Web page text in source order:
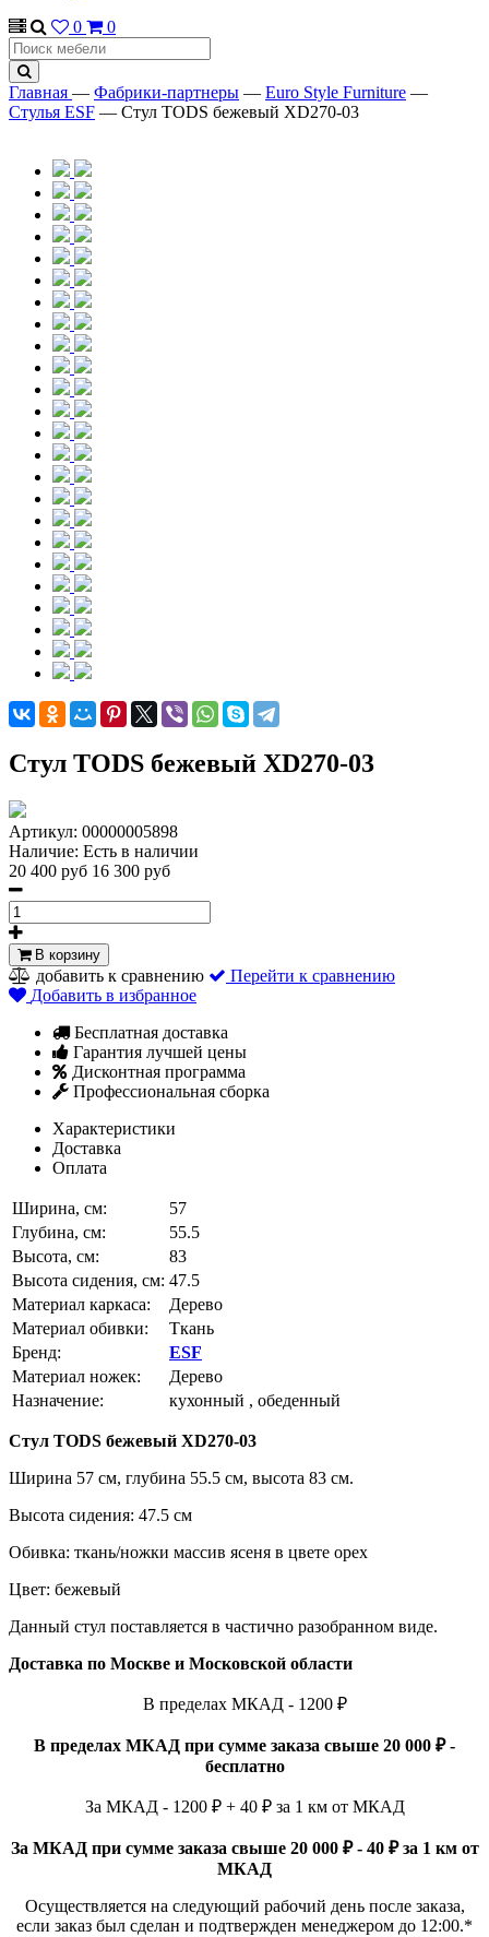
0
0
Главная — Фабрики-партнеры — Euro Style Furniture —
Стулья ESF — Стул TODS бежевый XD270-03
Стул TODS бежевый XD270-03
Артикул: 00000005898
Наличие: Есть в наличии
20 400 руб 16 300 руб
В корзину
добавить к сравнению
Перейти к сравнению
Добавить в избранное
Бесплатная доставка
Гарантия лучшей цены
Дисконтная программа
Профессиональная сборка
Характеристики
Доставка
Оплата
Ширина, см:
57
Глубина, см:
55.5
Высота, см:
83
Высота сидения, см: 47.5
Материал каркаса:
Дерево
Материал обивки:
Ткань
Бренд:
ESF
Материал ножек:
Дерево
Назначение:
кухонный , обеденный
Стул TODS бежевый XD270-03
Ширина 57 см, глубина 55.5 см, высота 83 см.
Высота сидения: 47.5 см
Обивка: ткань/ножки массив ясеня в цвете орех
Цвет: бежевый
Данный стул поставляется в частично разобранном виде.
Доставка по Москве и Московской области
В пределах МКАД - 1200 ₽
В пределах МКАД при сумме заказа свыше 20 000 ₽ -
бесплатно
За МКАД - 1200 ₽ + 40 ₽ за 1 км от МКАД
За МКАД при сумме заказа свыше 20 000 ₽ - 40 ₽ за 1 км от
МКАД
Осуществляется на следующий рабочий день после заказа,
если заказ был сделан и подтвержден менеджером до 12:00.*